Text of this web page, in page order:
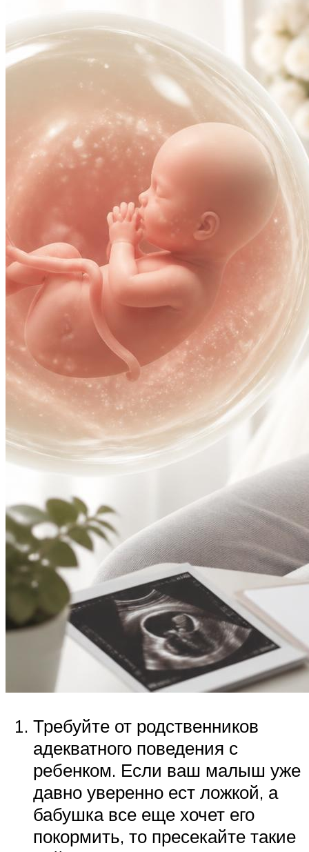
Требуйте от родственников
адекватного поведения с
ребенком. Если ваш малыш уже
давно уверенно ест ложкой, а
бабушка все еще хочет его
покормить, то пресекайте такие